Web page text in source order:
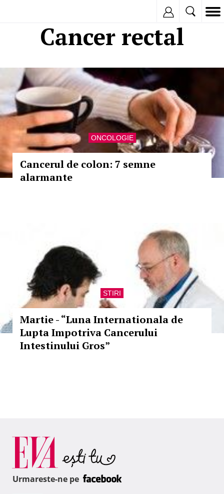
Cancer rectal
ONCOLOGIE
Cancerul de colon: 7 semne
alarmante
STIRI
Martie - “Luna Internationala de
Lupta Impotriva Cancerului
Intestinului Gros”
Urmareste-ne pe